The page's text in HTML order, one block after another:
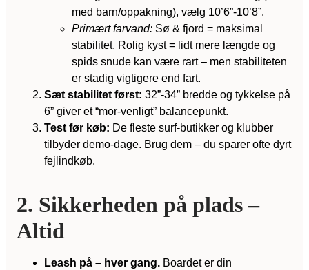
med barn/oppakning), vælg 10’6”-10’8”.
Primært farvand: Sø & fjord = maksimal
stabilitet. Rolig kyst = lidt mere længde og
spids snude kan være rart – men stabiliteten
er stadig vigtigere end fart.
Sæt stabilitet først: 32”-34” bredde og tykkelse på
6” giver et “mor-venligt” balancepunkt.
Test før køb: De fleste surf-butikker og klubber
tilbyder demo-dage. Brug dem – du sparer ofte dyrt
fejlindkøb.
2. Sikkerheden på plads –
Altid
Leash på – hver gang. Boardet er din